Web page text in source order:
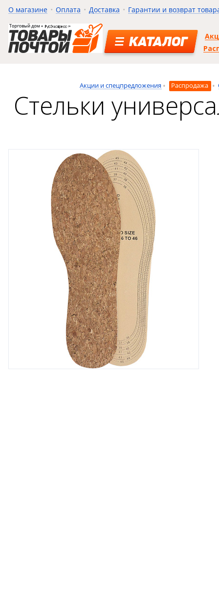
О магазине Оплата Доставка Гарантии и возврат
КАТАЛОГ
Акции и спецпредложения Распродажа
Стельки